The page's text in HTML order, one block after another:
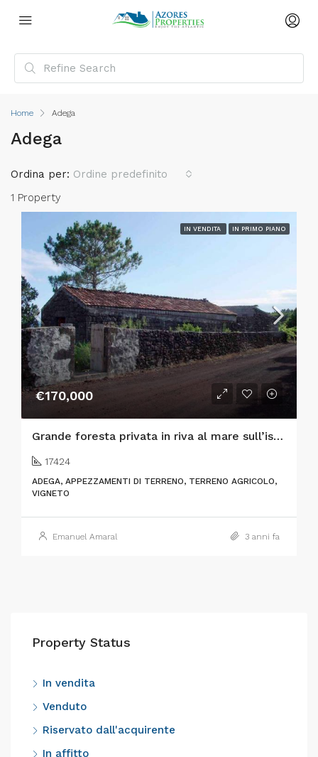
Home Adega
Adega
1 Property
Ordina per: Ordine predefinito
IN VENDITA IN PRIMO PIANO
€170,000
Grande foresta privata in riva al mare sull’isola di Pico
17424
ADEGA, APPEZZAMENTI DI TERRENO, TERRENO AGRICOLO,
VIGNETO
Emanuel Amaral 3 anni fa
Property Status
In vendita
Venduto
Riservato dall'acquirente
In affitto